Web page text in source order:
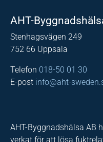
AHT-
Stenhagsvägen 249
752 66 Uppsala
Telefon 018-50 01 30
E-post info@aht-
AHT-Byggnadshälsa AB
verkat för att lösa